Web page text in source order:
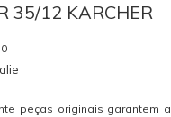
35/12 KARCHER
peças originais garantem a